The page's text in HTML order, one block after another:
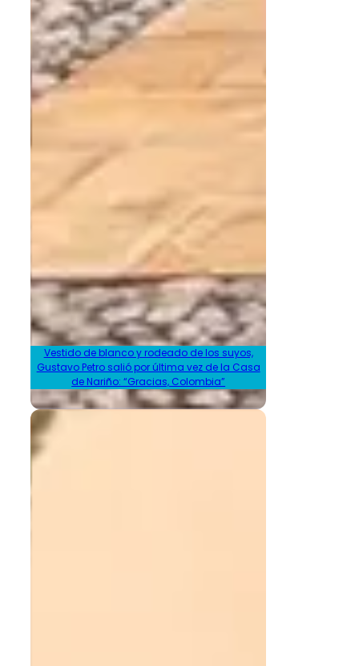
Vestido de blanco y rodeado de los suyos,
Gustavo Petro salió por última vez de la Casa
de Nariño: “Gracias, Colombia”